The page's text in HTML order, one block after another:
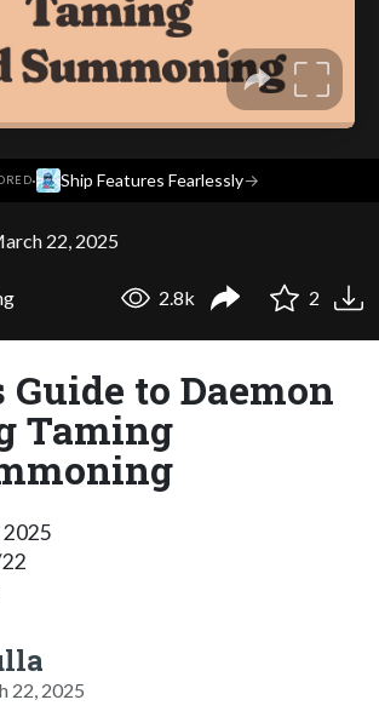
· Ship Features Fearlessly→
22, 2025
2.8k 2
Guide to Daemon
Taming
22, 2025